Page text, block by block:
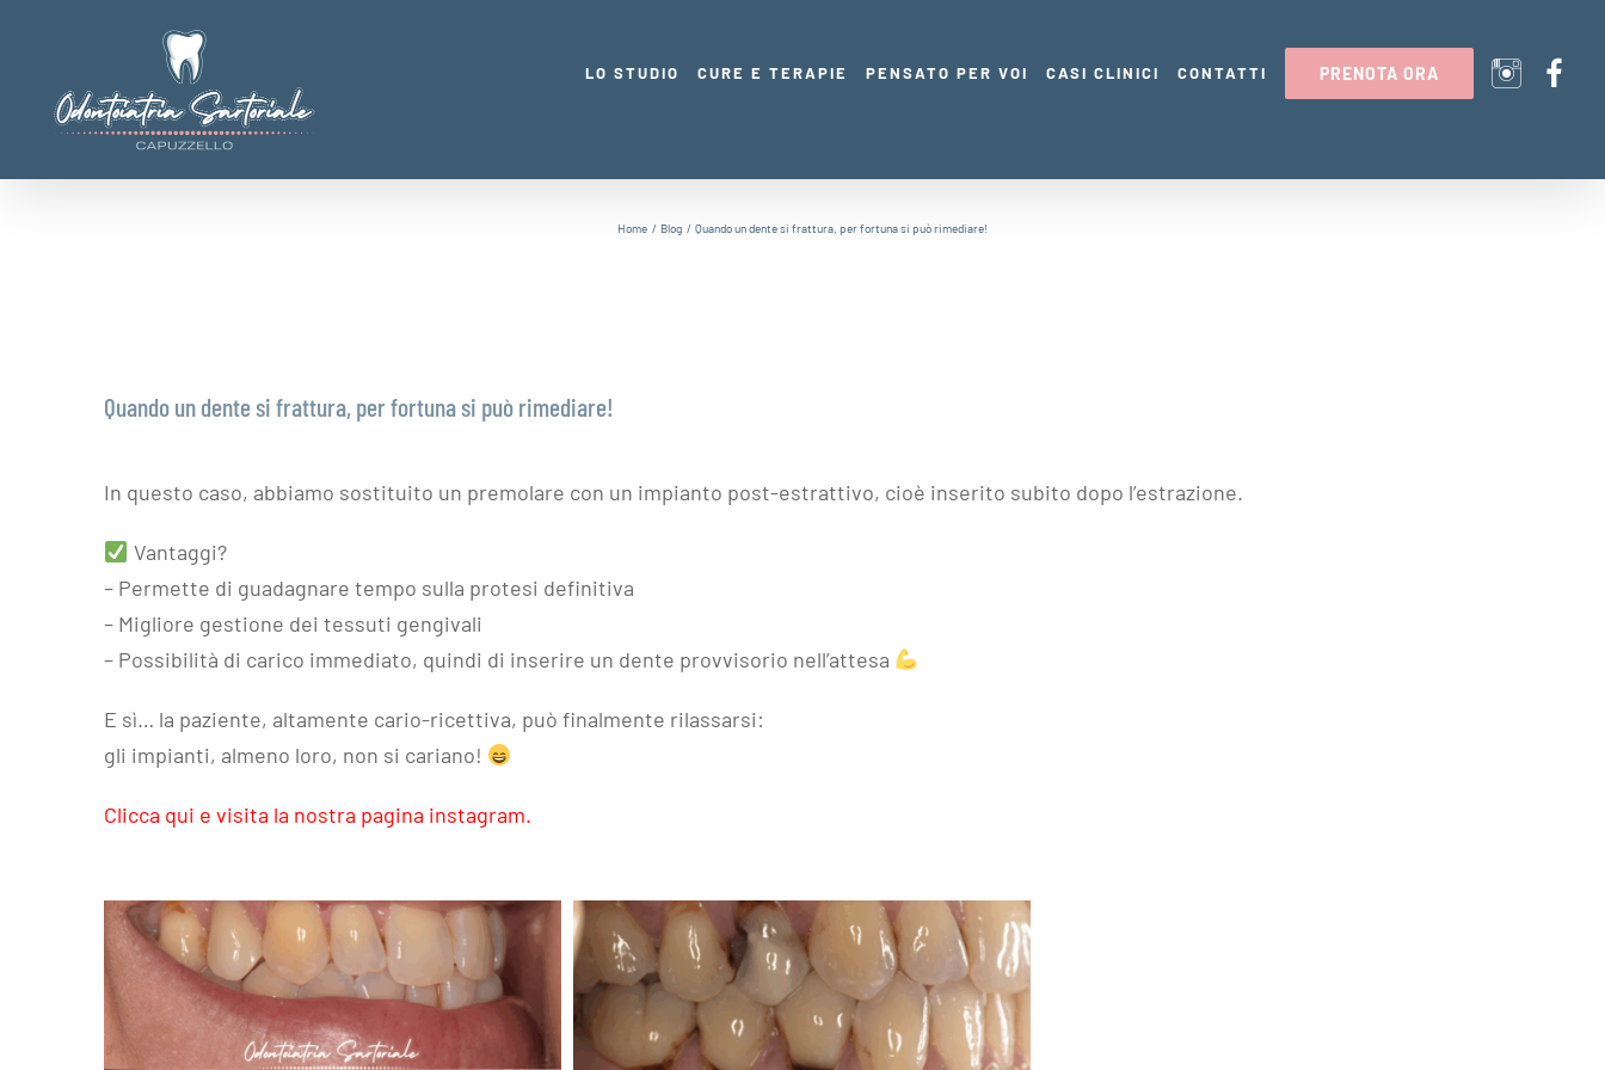
contenuto
LO STUDIO CURE E TERAPIE PENSATO PER VOI CASI CLINICI CONTATTI PRENOTA ORA
Home Blog Quando un dente si frattura, per fortuna si può rimediare!
Quando un dente si frattura, per fortuna si può rimediare!
In questo caso, abbiamo sostituito un premolare con un impianto post-estrattivo, cioè inserito subito dopo l’estrazione.
Vantaggi?
– Permette di guadagnare tempo sulla protesi definitiva
– Migliore gestione dei tessuti gengivali
– Possibilità di carico immediato, quindi di inserire un dente provvisorio nell’attesa
E sì… la paziente, altamente cario-ricettiva, può finalmente rilassarsi:
gli impianti, almeno loro, non si cariano!
Clicca qui e visita la nostra pagina instagram.